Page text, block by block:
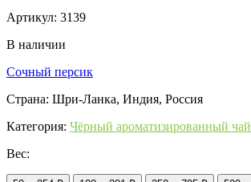
Артикул: 3139
В наличии
Сочный персик
Страна: Шри-Ланка, Индия, Россия
Категория: Чёрный ароматизированный чай
Вес: